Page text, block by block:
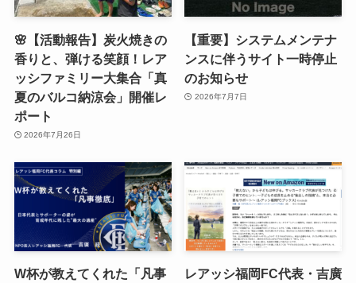
🌸【活動報告】炭火焼きの
香りと、弾ける笑顔！レア
ッシファミリー大集合「真
夏のバルコ納涼会」開催レ
ポート
2026年7月26日
【重要】システムメンテナ
ンスに伴うサイト一時停止
のお知らせ
2026年7月7日
W杯が教えてくれた「凡事
レアッシ福岡FC代表・吉廣